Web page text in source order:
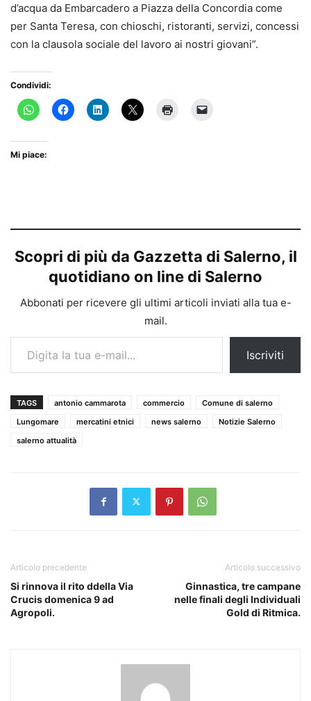
d’acqua da Embarcadero a Piazza della Concordia come
per Santa Teresa, con chioschi, ristoranti, servizi, concessi
con la clausola sociale del lavoro ai nostri giovani”.
Condividi:
Mi piace:
Scopri di più da Gazzetta di Salerno, il
quotidiano on line di Salerno
Abbonati per ricevere gli ultimi articoli inviati alla tua e-
mail.
Digita la tua e-mail...
Iscriviti
TAGS antonio cammarota commercio
Comune di salerno
Lungomare
mercatini etnici news salerno
Notizie Salerno
salerno attualità
Articolo precedente
Si rinnova il rito ddella Via
Crucis domenica 9 ad
Agropoli.
Articolo successivo
Ginnastica, tre campane
nelle finali degli Individuali
Gold di Ritmica.